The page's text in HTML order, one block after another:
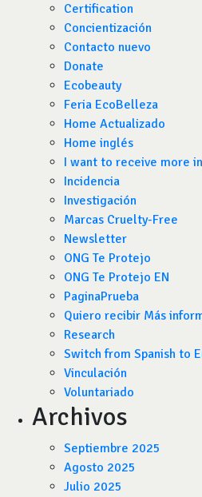
Certification
Concientización
Contacto nuevo
Donate
Ecobeauty
Feria EcoBelleza
Home Actualizado
Home inglés
I want to receive more
Incidencia
Investigación
Marcas Cruelty-Free
Newsletter
ONG Te Protejo
ONG Te Protejo EN
PaginaPrueba
Quiero recibir Más
Research
Switch from Spanish to
Vinculación
Voluntariado
Archivos
Septiembre 2025
Agosto 2025
Julio 2025